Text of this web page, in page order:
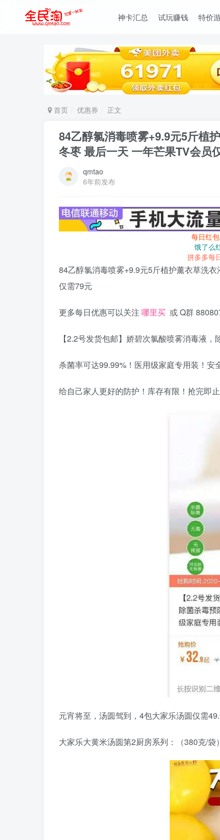
神卡汇总 试玩赚钱 特价
首页 优惠券 正文
84乙醇氯消毒喷雾+9.9元5斤植
冬枣 最后一天 一年芒果TV会员
qmtao
6年前发布
每日红
饿了么
拼多多每
84乙醇氯消毒喷雾+9.9元5斤植护薰衣草洗
仅需79元
更多每日优惠可以关注 哪里买 或 Q群
【2.2号发货包邮】娇碧次氯酸喷雾消毒液，
杀菌率可达99.99%！医用级家庭专用装！安
给自己家人更好的防护！库存有限！抢完即止
元宵将至，汤圆驾到，4包大家乐汤圆仅需
大家乐大黄米汤圆第2厨房系列：（380克/